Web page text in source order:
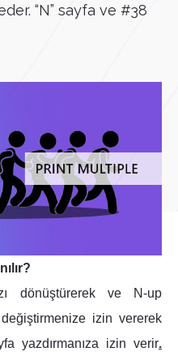
“N” sayfa ve #38
dönüştürerek ve N-up
değiştirmenize izin vererek
yazdırmanıza izin verir.